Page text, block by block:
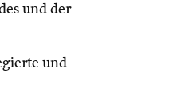
und der
und